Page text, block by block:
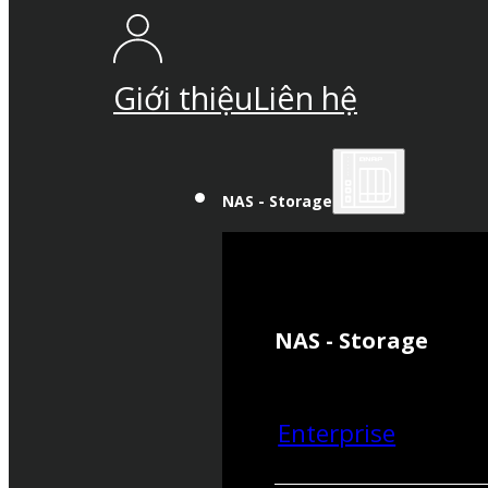
Giới thiệuLiên hệ
NAS - Storage
NAS - Storage
Enterprise